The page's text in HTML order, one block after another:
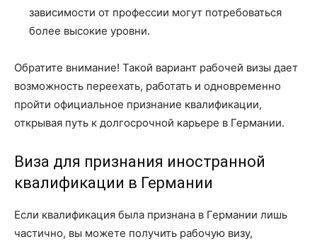
зависимости от профессии могут потребоваться
более высокие уровни.
Обратите внимание! Такой вариант рабочей визы дает
возможность переехать, работать и одновременно
пройти официальное признание квалификации,
открывая путь к долгосрочной карьере в Германии.
Виза для признания иностранной
квалификации в Германии
Если квалификация была признана в Германии лишь
частично, вы можете получить рабочую визу,